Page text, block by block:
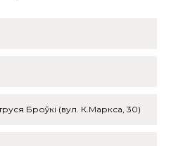
Броўкі (вул. К.Маркса, 30)